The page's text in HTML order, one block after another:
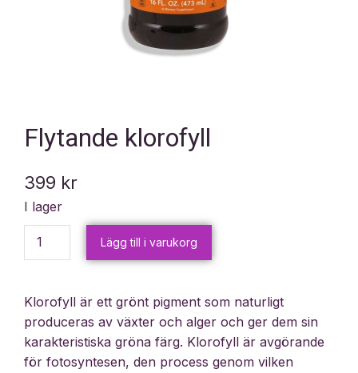
Flytande klorofyll
399 kr
I lager
Lägg till i varukorg
Klorofyll är ett grönt pigment som naturligt
produceras av växter och alger och ger dem sin
karakteristiska gröna färg. Klorofyll är avgörande
för fotosyntesen, den process genom vilken